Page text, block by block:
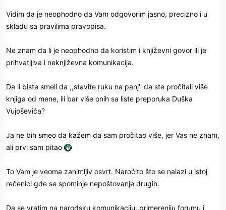
Željka je neumjesno i govori o nepoštovanju, a ne o tome koliko
koga više voliš.
lošu igru i prevare će doći do izražaja.
Vidim da je neophodno da Vam odgovorim jasno, precizno i u
skladu sa pravilima pravopisa.
Ne znam da li je neophodno da koristim i književni govor ili je
prihvatljiva i neknjiževna komunikacija.
Da li biste smeli da ,,stavite ruku na panj'' da ste pročitali više
knjiga od mene, ili bar više onih sa liste preporuka Duška
Vujoševića?
Ja ne bih smeo da kažem da sam pročitao više, jer Vas ne znam,
ali prvi sam pitao
To Vam je veoma zanimljiv osvrt. Naročito što se nalazi u istoj
rečenici gde se spominje nepoštovanje drugih.
Da se vratim na narodsku komunikaciju, primereniju forumu i